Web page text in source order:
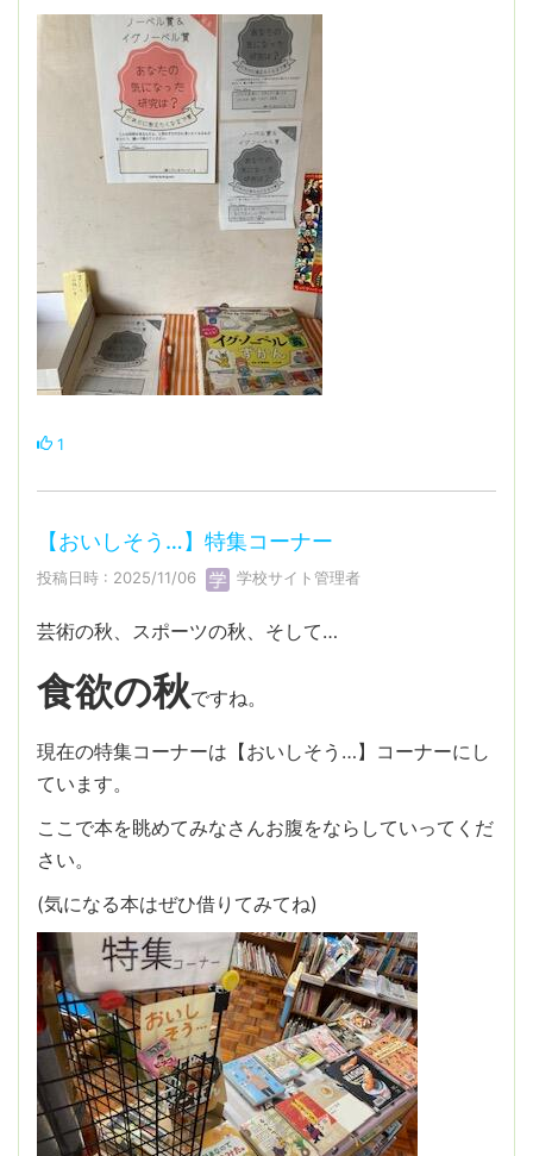
1
【おいしそう…】特集コーナー
投稿日時 : 2025/11/06 学校サイト管理者
芸術の秋、スポーツの秋、そして…
食欲の秋ですね。
現在の特集コーナーは【おいしそう…】コーナーにし
ています。
ここで本を眺めてみなさんお腹をならしていってくだ
さい。
(気になる本はぜひ借りてみてね)